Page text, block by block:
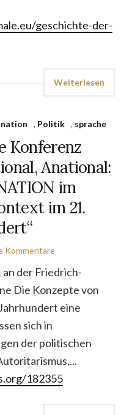
geschichte-der-
Weiterlesen
nation , Politik , sprache
Konferenz
Anational:
im
im 21.
Kommentare
an der Friedrich-
Die Konzepte von
eine
sich in
der politischen
182355